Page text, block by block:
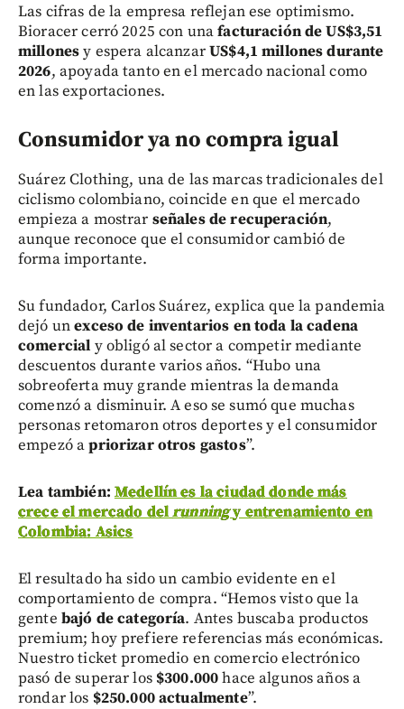
Las cifras de la empresa reflejan ese optimismo.
Bioracer cerró 2025 con unafacturación de US$3,51
millonesy espera alcanzarUS$4,1 millones durante
2026, apoyada tanto en el mercado nacional como
en las exportaciones.
Consumidor ya no compra igual
Suárez Clothing, una de las marcas tradicionales del
ciclismo colombiano, coincide en que el mercado
empieza a mostrar señales de recuperación,
aunque reconoce que el consumidor cambió de
forma importante.
Su fundador, Carlos Suárez, explica que la pandemia
dejó unexceso de inventarios en toda la cadena
comercial y obligó al sector a competir mediante
descuentos durante varios años. “Hubo una
sobreoferta muy grande mientras la demanda
comenzó a disminuir. A eso se sumó que muchas
personas retomaron otros deportes y el consumidor
empezó apriorizar otros gastos”.
Lea también: Medellín es la ciudad donde más
crece el mercado delrunningy entrenamiento en
Colombia: Asics
El resultado ha sido un cambio evidente en el
comportamiento de compra. “Hemos visto que la
gente bajó de categoría. Antes buscaba productos
premium; hoy prefiere referencias más económicas.
Nuestro ticket promedio en comercio electrónico
pasó de superar los $300.000hace algunos años a
rondar los $250.000 actualmente”.